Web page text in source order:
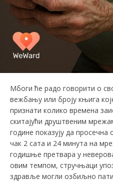
Мбоги ће радо говорити о
вежбању или броју књига
признати колико времена
скитајући друштвеним
године показују да
чак 2 сата и 24 минутa на
годишње претвара у
овим темпом, стручњаци
здравље могли озбиљно